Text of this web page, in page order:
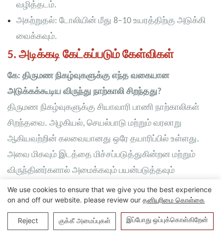
வழித்தடம்.
அகற்றுதல்: டோலியின் மீது 8–10 உயரத்திற்கு அடுக்கி
வைக்கவும்.
5. அடிக்கடி கேட்கப்படும் கேள்விகள்
கே: திருமண நிகழ்வுகளுக்கு எந்த வகையான
அடுக்கக்கூடிய விருந்து நாற்காலி சிறந்தது?
திருமண நிகழ்வுகளுக்கு சியாவாரி பாணி நாற்காலிகள்
சிறந்தவை. அழகியல், செயல்பாடு மற்றும் வரலாறு
ஆகியவற்றின் கலவையானது ஒரே தயாரிப்பில் உள்ளது.
அவை மிகவும் இடத்தை மிச்சப்படுத்துகின்றன மற்றும்
விருந்தினர்களால் அமைக்கவும் பயன்படுத்தவும்
எளிதானவை.
கேள்வி: எத்தனை விருந்து நாற்காலிகளை அடுக்கி
We use cookies to ensure that we give you the best experience
on and off our website. please review our தனியுரிமை கொள்கை
Reject குக்கீ அமைப்புகள் இப்போது ஒப்புக்கொள்கிறேன்